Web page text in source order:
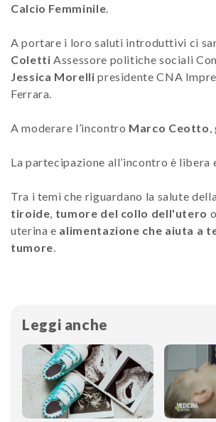
Calcio Femminile.
A portare i loro saluti introduttivi ci
Coletti Assessore politiche sociali
Jessica Morelli presidente CNA
Ferrara.
A moderare l’incontro Marco Ceotto,
La partecipazione all’incontro è libera
Tra i temi che riguardano la salute
tiroide, tumore del collo dell'utero
uterina e alimentazione che aiuta a
tumore.
Leggi anche